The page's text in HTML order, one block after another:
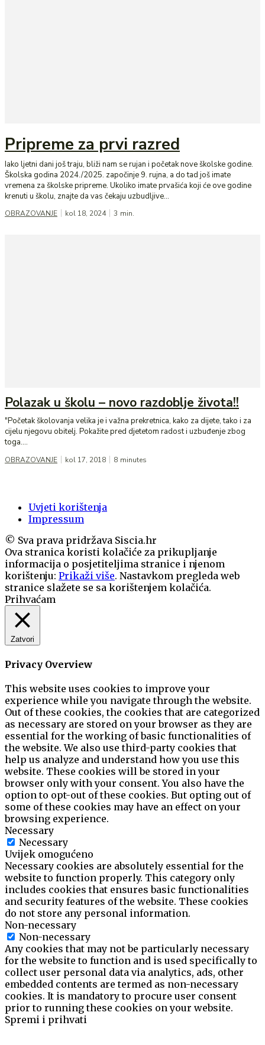
Pripreme za prvi razred
Iako ljetni dani još traju, bliži nam se rujan i početak nove školske godine.
Školska godina 2024./2025. započinje 9. rujna, a do tad još imate
vremena za školske pripreme. Ukoliko imate prvašića koji će ove godine
krenuti u školu, znajte da vas čekaju uzbudljive...
OBRAZOVANJE kol 18, 2024 3 min.
Polazak u školu – novo razdoblje života!!
"Početak školovanja velika je i važna prekretnica, kako za dijete, tako i za
cijelu njegovu obitelj. Pokažite pred djetetom radost i uzbuđenje zbog
toga....
OBRAZOVANJE kol 17, 2018 8 minutes
Uvjeti korištenja
Impressum
© Sva prava pridržava Siscia.hr
Ova stranica koristi kolačiće za prikupljanje
informacija o posjetiteljima stranice i njenom
korištenju: Prikaži više. Nastavkom pregleda web
stranice slažete se sa korištenjem kolačića.
Prihvaćam
Zatvori
Privacy Overview
This website uses cookies to improve your
experience while you navigate through the website.
Out of these cookies, the cookies that are categorized
as necessary are stored on your browser as they are
essential for the working of basic functionalities of
the website. We also use third-party cookies that
help us analyze and understand how you use this
website. These cookies will be stored in your
browser only with your consent. You also have the
option to opt-out of these cookies. But opting out of
some of these cookies may have an effect on your
browsing experience.
Necessary
Necessary
Uvijek omogućeno
Necessary cookies are absolutely essential for the
website to function properly. This category only
includes cookies that ensures basic functionalities
and security features of the website. These cookies
do not store any personal information.
Non-necessary
Non-necessary
Any cookies that may not be particularly necessary
for the website to function and is used specifically to
collect user personal data via analytics, ads, other
embedded contents are termed as non-necessary
cookies. It is mandatory to procure user consent
prior to running these cookies on your website.
Spremi i prihvati